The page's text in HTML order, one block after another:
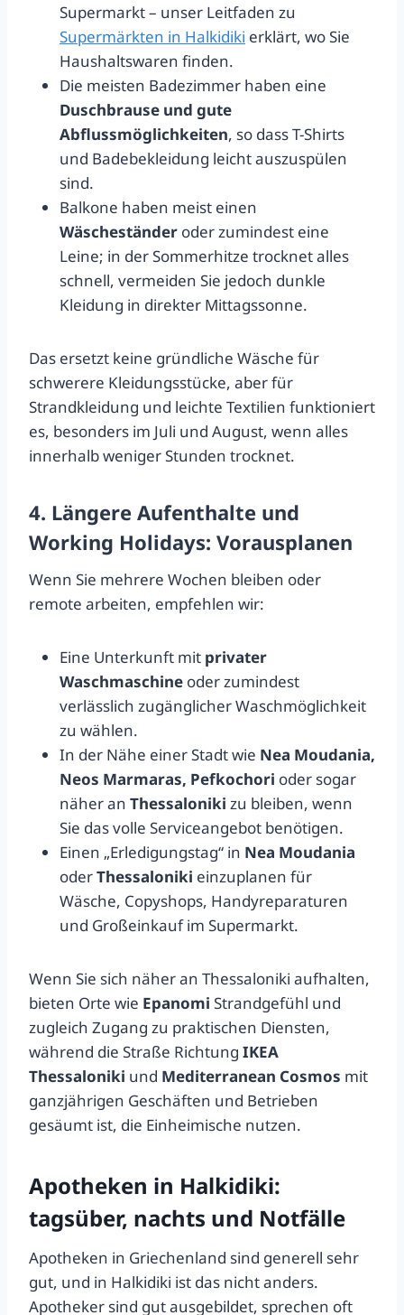
Supermarkt – unser Leitfaden zu
Supermärkten in Halkidiki erklärt, wo Sie
Haushaltswaren finden.
Die meisten Badezimmer haben eine
Duschbrause und gute
Abflussmöglichkeiten, so dass T-Shirts
und Badebekleidung leicht auszuspülen
sind.
Balkone haben meist einen
Wäscheständer oder zumindest eine
Leine; in der Sommerhitze trocknet alles
schnell, vermeiden Sie jedoch dunkle
Kleidung in direkter Mittagssonne.
Das ersetzt keine gründliche Wäsche für
schwerere Kleidungsstücke, aber für
Strandkleidung und leichte Textilien funktioniert
es, besonders im Juli und August, wenn alles
innerhalb weniger Stunden trocknet.
4. Längere Aufenthalte und
Working Holidays: Vorausplanen
Wenn Sie mehrere Wochen bleiben oder
remote arbeiten, empfehlen wir:
Eine Unterkunft mit privater
Waschmaschine oder zumindest
verlässlich zugänglicher Waschmöglichkeit
zu wählen.
In der Nähe einer Stadt wie Nea Moudania,
Neos Marmaras, Pefkochori oder sogar
näher an Thessaloniki zu bleiben, wenn
Sie das volle Serviceangebot benötigen.
Einen „Erledigungstag“ in Nea Moudania
oderThessaloniki einzuplanen für
Wäsche, Copyshops, Handyreparaturen
und Großeinkauf im Supermarkt.
Wenn Sie sich näher an Thessaloniki aufhalten,
bieten Orte wie Epanomi Strandgefühl und
zugleich Zugang zu praktischen Diensten,
während die Straße Richtung IKEA
Thessaloniki und Mediterranean Cosmos mit
ganzjährigen Geschäften und Betrieben
gesäumt ist, die Einheimische nutzen.
Apotheken in Halkidiki:
tagsüber, nachts und Notfälle
Apotheken in Griechenland sind generell sehr
gut, und in Halkidiki ist das nicht anders.
Apotheker sind gut ausgebildet, sprechen oft